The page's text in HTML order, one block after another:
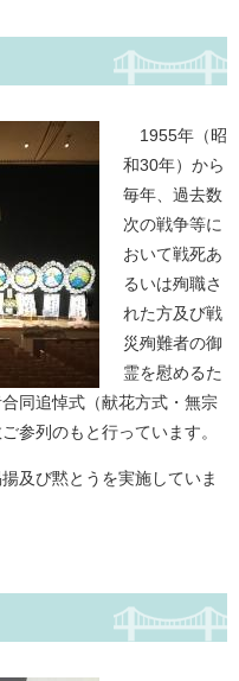
1955年（昭
和30年）から
毎年、過去数
次の戦争等に
おいて戦死あ
るいは殉職さ
れた方及び戦
災殉難者の御
霊を慰めるた
同追悼式（献花方式・無宗
参列のもと行っています。
及び黙とうを実施していま